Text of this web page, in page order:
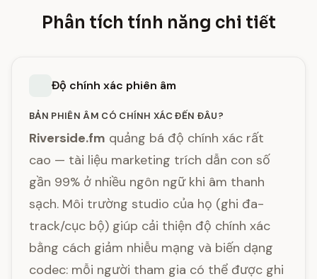
Phân tích tính năng chi tiết
Độ chính xác phiên âm
BẢN PHIÊN ÂM CÓ CHÍNH XÁC ĐẾN ĐÂU?
Riverside.fm quảng bá độ chính xác rất
cao — tài liệu marketing trích dẫn con số
gần 99% ở nhiều ngôn ngữ khi âm thanh
sạch. Môi trường studio của họ (ghi đa-
track/cục bộ) giúp cải thiện độ chính xác
bằng cách giảm nhiễu mạng và biến dạng
codec: mỗi người tham gia có thể được ghi